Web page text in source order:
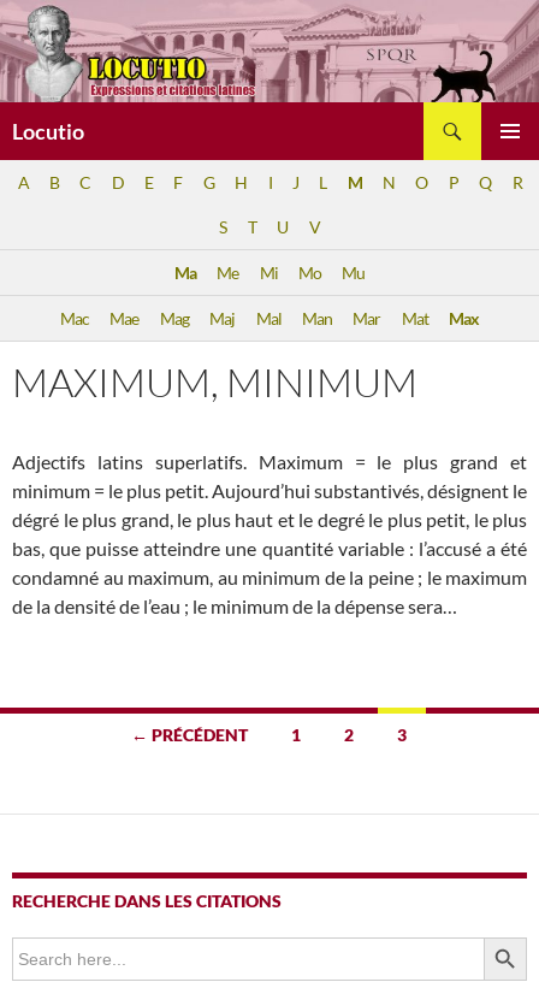
Aller
au
contenu
Locutio
A B C D E F G H I J L M N O P Q R
S T U V
Ma Me Mi Mo Mu
Mac Mae Mag Maj Mal Man Mar Mat Max
MAXIMUM, MINIMUM
Adjectifs latins superlatifs. Maximum = le plus grand et
minimum = le plus petit. Aujourd’hui substantivés, désignent le
dégré le plus grand, le plus haut et le degré le plus petit, le plus
bas, que puisse atteindre une quantité variable : l’accusé a été
condamné au maximum, au minimum de la peine ; le maximum
de la densité de l’eau ; le minimum de la dépense sera…
Navigation
articles
← PRÉCÉDENT 1 2 3
RECHERCHE DANS LES CITATIONS
Search
for:
SEARCH